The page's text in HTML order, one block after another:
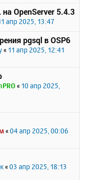
OpenServer 5.4.3
апр 2025, 13:47
pgsql в OSP6
« 11 апр 2025, 12:41
« 10 апр 2025,
«04 апр 2025, 00:06
«03 апр 2025, 18:13